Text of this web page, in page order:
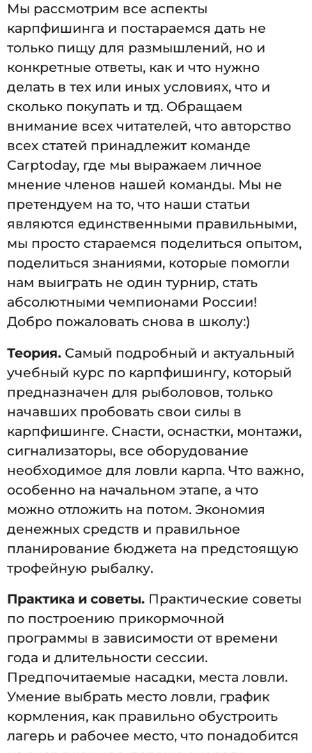
Мы рассмотрим все аспекты
карпфишинга и постараемся дать не
только пищу для размышлений, но и
конкретные ответы, как и что нужно
делать в тех или иных условиях, что и
сколько покупать и тд. Обращаем
внимание всех читателей, что авторство
всех статей принадлежит команде
Carptoday, где мы выражаем личное
мнение членов нашей команды. Мы не
претендуем на то, что наши статьи
являются единственными правильными,
мы просто стараемся поделиться опытом,
поделиться знаниями, которые помогли
нам выиграть не один турнир, стать
абсолютными чемпионами России!
Добро пожаловать снова в школу:)
Теория. Самый подробный и актуальный
учебный курс по карпфишингу, который
предназначен для рыболовов, только
начавших пробовать свои силы в
карпфишинге. Снасти, оснастки, монтажи,
сигнализаторы, все оборудование
необходимое для ловли карпа. Что важно,
особенно на начальном этапе, а что
можно отложить на потом. Экономия
денежных средств и правильное
планирование бюджета на предстоящую
трофейную рыбалку.
Практика и советы. Практические советы
по построению прикормочной
программы в зависимости от времени
года и длительности сессии.
Предпочитаемые насадки, места ловли.
Умение выбрать место ловли, график
кормления, как правильно обустроить
лагерь и рабочее место, что понадобится